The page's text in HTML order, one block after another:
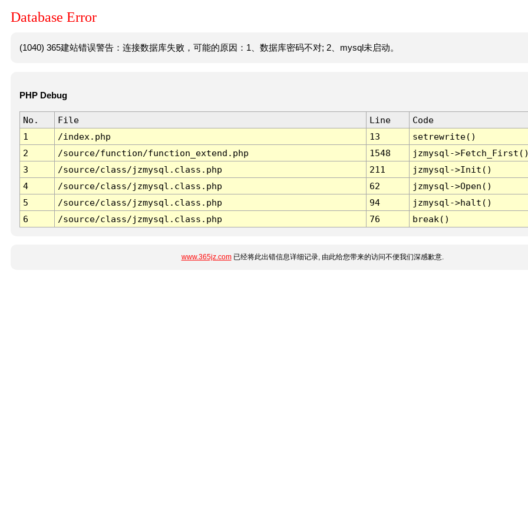
Database Error
(1040) 365建站错误警告：连接数据库失败，可能的原因：1、数据库密码不对; 2、mysql未启动。
PHP Debug
No. File Line
Code
1
/index.php 13
setrewrite()
2
/source/function/function_extend.php 1548
jzmysql-
3
/source/class/jzmysql.class.php 211
jzmysql->Init()
4
/source/class/jzmysql.class.php 62
jzmysql->Open()
5
/source/class/jzmysql.class.php 94
jzmysql->halt()
6
/source/class/jzmysql.class.php 76 break()
www.365jz.com已经将此出错信息详细记录, 由此给您带来的访问不便我们深感歉意.